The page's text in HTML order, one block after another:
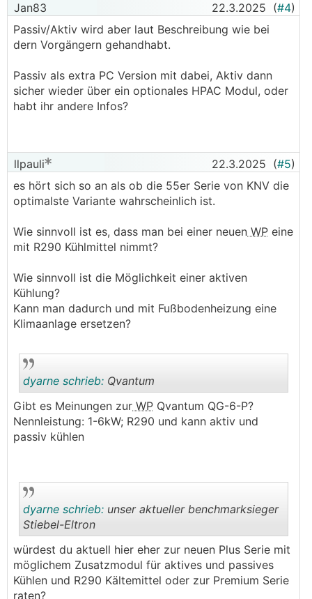
Jan83 22.3.2025 (#4)
Passiv/Aktiv wird aber laut Beschreibung wie bei
dern Vorgängern gehandhabt.
Passiv als extra PC Version mit dabei, Aktiv dann
sicher wieder über ein optionales HPAC Modul, oder
habt ihr andere Infos?
llpauli 22.3.2025 (#5)
es hört sich so an als ob die 55er Serie von KNV die
optimalste Variante wahrscheinlich ist.
Wie sinnvoll ist es, dass man bei einer neuen WP eine
mit R290 Kühlmittel nimmt?
Wie sinnvoll ist die Möglichkeit einer aktiven
Kühlung?
Kann man dadurch und mit Fußbodenheizung eine
Klimaanlage ersetzen?
dyarne schrieb: Qvantum
Gibt es Meinungen zur WP Qvantum QG-6-P?
Nennleistung: 1-6kW; R290 und kann aktiv und
passiv kühlen
..
dyarne schrieb: unser aktueller benchmarksieger
Stiebel-Eltron
würdest du aktuell hier eher zur neuen Plus Serie mit
möglichem Zusatzmodul für aktives und passives
Kühlen und R290 Kältemittel oder zur Premium Serie
raten?